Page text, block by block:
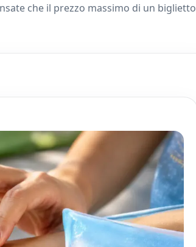
che il prezzo massimo di un biglietto